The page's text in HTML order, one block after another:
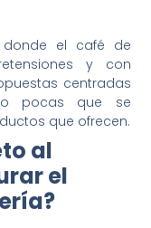
el café de
y con
centradas
pocas que se
que ofrecen.
al
el